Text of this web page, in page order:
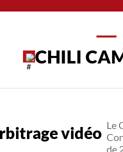
CHILI
vidéo Le
de